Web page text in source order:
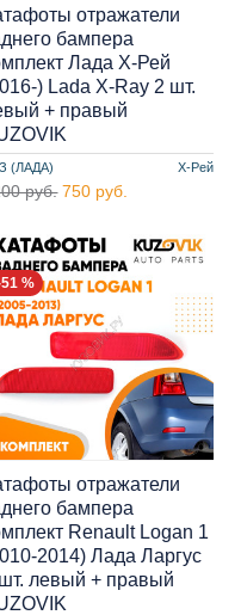
(ЛАДА) Х-Рей
отражатели
бампера
Лада Х-Рей
) Lada X-Ray 2 шт.
+ правый
руб. 750 руб.
%
отражатели
бампера
Renault Logan 1
2014) Лада Ларгус
левый + правый